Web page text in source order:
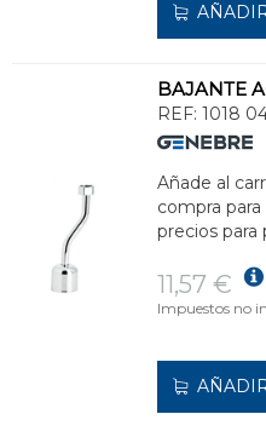
REF: 1018
Añade al
compra
precios para
11,57 €
Impuestos no